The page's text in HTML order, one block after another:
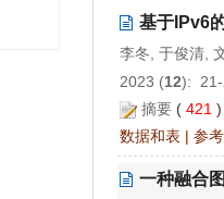
基于IPv6
李冬, 于俊清,
2023 (12):
摘要 ( 421
数据和表 | 参
一种融合